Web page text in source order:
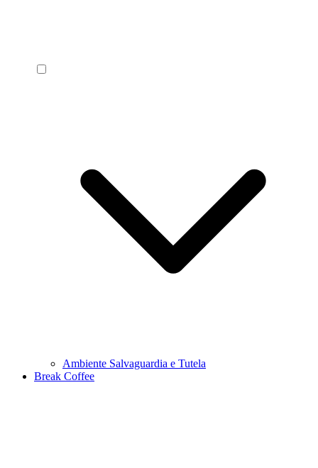
Ambiente Salvaguardia e Tutela
Break Coffee